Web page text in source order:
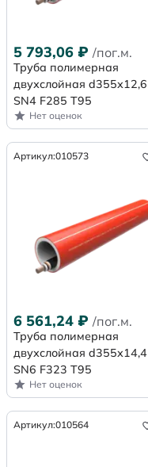
5 793,06 ₽ /пог.м.
Труба полимерная
двухслойная d355х12,6
SN4 F285 Т95
Нет оценок
Артикул:010573
6 561,24 ₽ /пог.м.
Труба полимерная
двухслойная d355х14,4
SN6 F323 Т95
Нет оценок
Артикул:010564